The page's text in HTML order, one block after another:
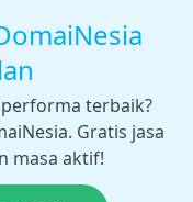
terbaik?
Gratis jasa
masa aktif!